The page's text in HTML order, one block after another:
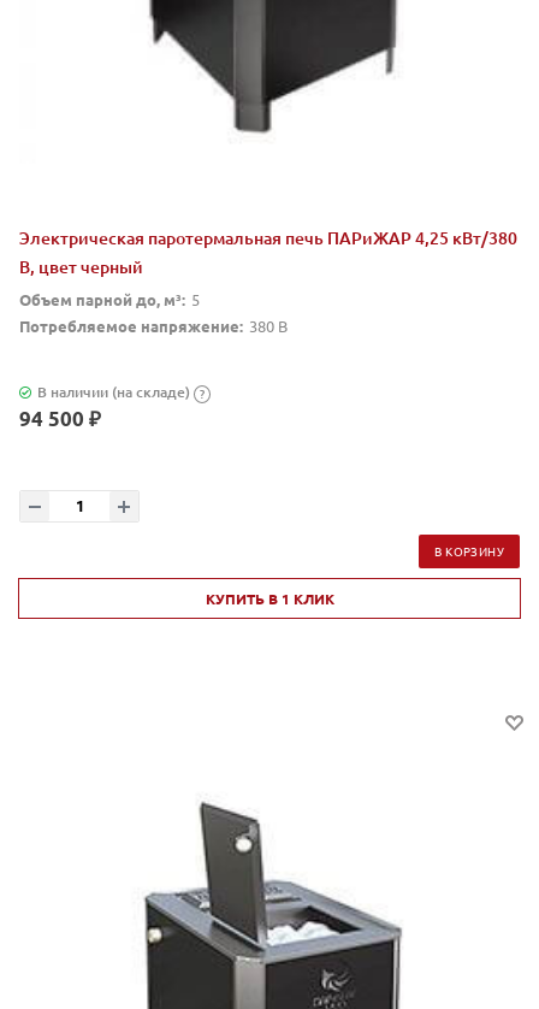
Электрическая паротермальная печь ПАРиЖАР 4,25 кВт/380
В, цвет черный
Объем парной до, м³: 5
Потребляемое напряжение: 380 В
В наличии (на складе) ?
94 500 ₽
В КОРЗИНУ
КУПИТЬ В 1 КЛИК